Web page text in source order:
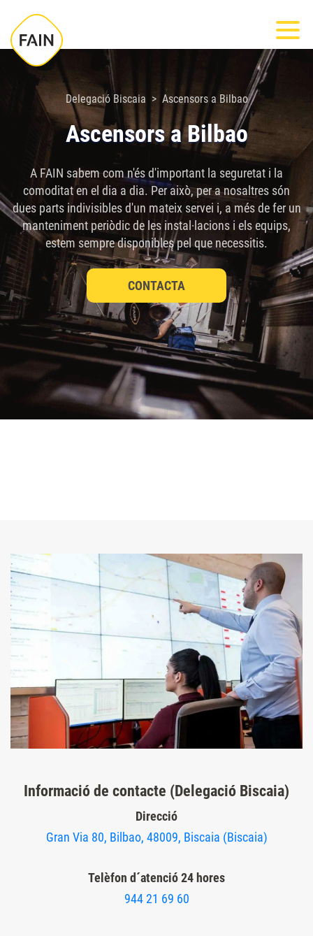
este
sitio
accesibilidad.
Delegació Biscaia Ascensors a Bilbao
Ascensors a Bilbao
A FAIN sabem com n'és d'important la seguretat i la
comoditat en el dia a dia. Per això, per a nosaltres són
dues parts indivisibles d'un mateix servei i, a més de fer un
manteniment periòdic de les instal·lacions i els equips,
estem sempre disponibles pel que necessitis.
CONTACTA
Informació de contacte (Delegació Biscaia)
Direcció
Gran Via 80, Bilbao, 48009, Biscaia (Biscaia)
Telèfon d´atenció 24 hores
944 21 69 60